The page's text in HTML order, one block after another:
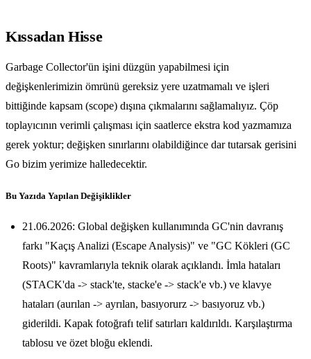
Kıssadan Hisse
Garbage Collector'ün işini düzgün yapabilmesi için
değişkenlerimizin ömrünü gereksiz yere uzatmamalı ve işleri
bittiğinde kapsam (scope) dışına çıkmalarını sağlamalıyız. Çöp
toplayıcının verimli çalışması için saatlerce ekstra kod yazmamıza
gerek yoktur; değişken sınırlarını olabildiğince dar tutarsak gerisini
Go bizim yerimize halledecektir.
Bu Yazıda Yapılan Değişiklikler
21.06.2026: Global değişken kullanımında GC'nin davranış
farkı "Kaçış Analizi (Escape Analysis)" ve "GC Kökleri (GC
Roots)" kavramlarıyla teknik olarak açıklandı. İmla hataları
(STACK'da -> stack'te, stacke'e -> stack'e vb.) ve klavye
hataları (aurılan -> ayrılan, basıyorurz -> basıyoruz vb.)
giderildi. Kapak fotoğrafı telif satırları kaldırıldı. Karşılaştırma
tablosu ve özet bloğu eklendi.